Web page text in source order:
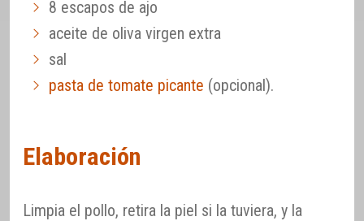
8 escapos de ajo
aceite de oliva virgen extra
sal
pasta de tomate picante (opcional).
Elaboración
Limpia el pollo, retira la piel si la tuviera, y la